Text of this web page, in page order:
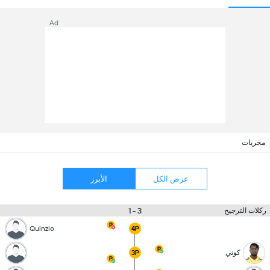
Ad
مجريات
عرض الكل الأبرز
ركلات الترجيح 3 - 1
4P
Quinzio
كوني 3P